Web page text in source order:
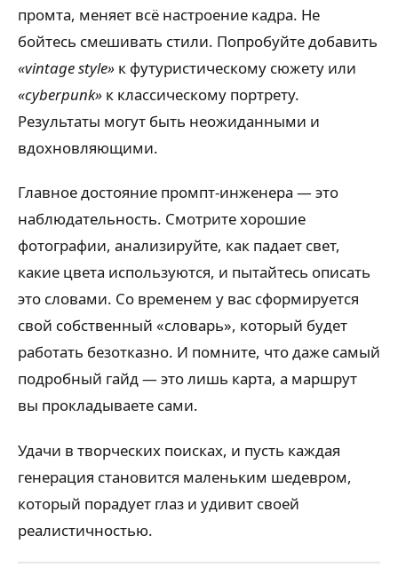
промта, меняет всё настроение кадра. Не
бойтесь смешивать стили. Попробуйте добавить
«vintage style» к футуристическому сюжету или
«cyberpunk» к классическому портрету.
Результаты могут быть неожиданными и
вдохновляющими.
Главное достояние промпт-инженера — это
наблюдательность. Смотрите хорошие
фотографии, анализируйте, как падает свет,
какие цвета используются, и пытайтесь описать
это словами. Со временем у вас сформируется
свой собственный «словарь», который будет
работать безотказно. И помните, что даже самый
подробный гайд — это лишь карта, а маршрут
вы прокладываете сами.
Удачи в творческих поисках, и пусть каждая
генерация становится маленьким шедевром,
который порадует глаз и удивит своей
реалистичностью.